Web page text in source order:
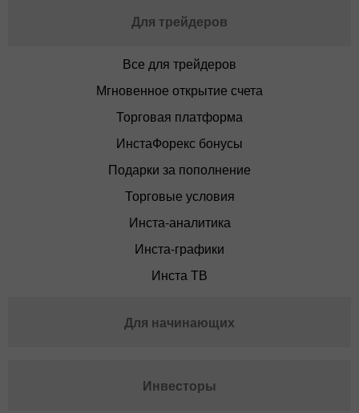
Для трейдеров
Все для трейдеров
Мгновенное открытие счета
Торговая платформа
ИнстаФорекс бонусы
Подарки за пополнение
Торговые условия
Инста-аналитика
Инста-графики
Инста ТВ
Для начинающих
Инвесторы